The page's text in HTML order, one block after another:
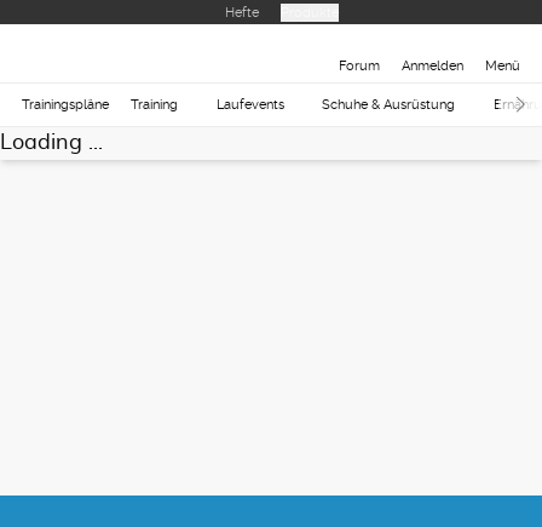
Hefte
Forum Anmelden Menü
Trainingspläne Training Laufevents Schuhe & Ausrüstung
Loading ...